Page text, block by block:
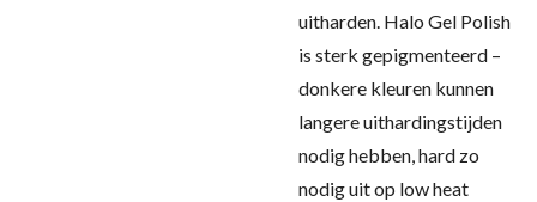
uitharden. Halo Gel Polish
is sterk gepigmenteerd –
donkere kleuren kunnen
langere uithardingstijden
nodig hebben, hard zo
nodig uit op low heat